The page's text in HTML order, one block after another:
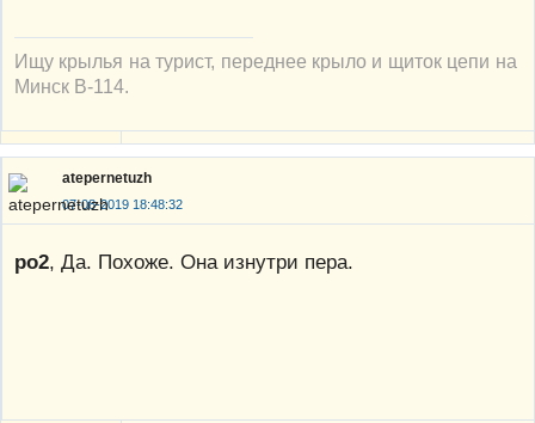
Ищу крылья на турист, переднее крыло и щиток цепи на
Минск В-114.
atepernetuzh
07-08-2019 18:48:32
po2, Да. Похоже. Она изнутри пера.